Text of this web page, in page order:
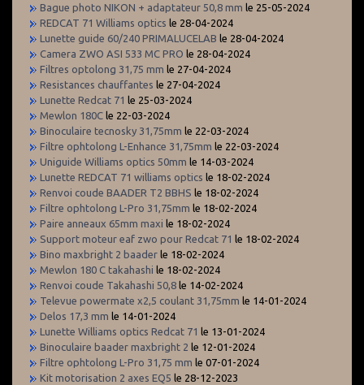
Bague photo NIKON + adaptateur 50,8 mm le 25-05-2024
REDCAT 71 Williams optics le 28-04-2024
Lunette guide 60/240 PRIMALUCELAB le 28-04-2024
Camera ZWO ASI 533 MC PRO le 28-04-2024
Filtres optolong 31,75 mm le 27-04-2024
Resistances chauffantes le 27-04-2024
Lunette Redcat 71 le 25-03-2024
Mewlon 180C le 22-03-2024
Binoculaire tecnosky 31,75mm le 22-03-2024
Filtre ophtolong L-Enhance 31,75mm le 22-03-2024
Uniguide Williams optics 50mm le 14-03-2024
Lunette REDCAT 71 williams optics le 18-02-2024
Renvoi coude BAADER T2 BBHS le 18-02-2024
Filtre ophtolong L-Pro 31,75mm le 18-02-2024
Paire anneaux 65mm maxi le 18-02-2024
Support moteur eaf zwo pour Redcat 71 le 18-02-2024
Bino maxbright 2 baader le 18-02-2024
Mewlon 180 C takahashi le 18-02-2024
Renvoi coude Takahashi 50,8 le 14-02-2024
Televue powermate x2,5 coulant 31,75mm le 14-01-2024
Delos 17,3 mm le 14-01-2024
Lunette Williams optics Redcat 71 le 13-01-2024
Binoculaire baader maxbright 2 le 12-01-2024
Filtre ophtolong L-Pro 31,75 mm le 07-01-2024
Kit motorisation 2 axes EQ5 le 28-12-2023